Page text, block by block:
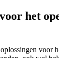
het
voor